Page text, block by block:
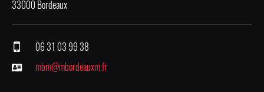
33000 Bordeaux
06 31 03 99 38
mbm@mbordeauxm.fr